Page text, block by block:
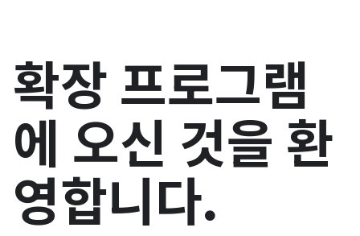
확장 프로그램
에 오신 것을 환
영합니다.